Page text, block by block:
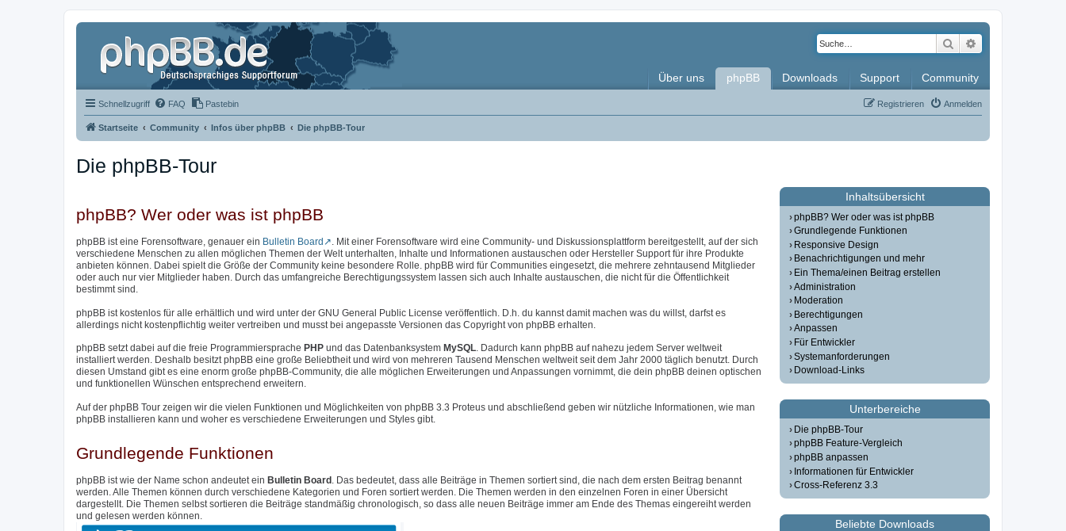
Suche
Über uns phpBB Downloads Support Community
Schnellzugriff FAQ Pastebin Anmelden
Registrieren
Startseite Community Infos über phpBB Die phpBB-Tour
Die phpBB-Tour
phpBB? Wer oder was ist phpBB
phpBB ist eine Forensoftware, genauer ein Bulletin Board
. Mit einer Forensoftware wird eine Community- und Diskussionsplattform bereitgestellt, auf der sich
verschiedene Menschen zu allen möglichen Themen der Welt unterhalten, Inhalte und Informationen austauschen oder Hersteller Support für ihre Produkte
anbieten können. Dabei spielt die Größe der Community keine besondere Rolle. phpBB wird für Communities eingesetzt, die mehrere zehntausend Mitglieder
oder auch nur vier Mitglieder haben. Durch das umfangreiche Berechtigungssystem lassen sich auch Inhalte austauschen, die nicht für die Öffentlichkeit
bestimmt sind.
phpBB ist kostenlos für alle erhältlich und wird unter der GNU General Public License veröffentlich. D.h. du kannst damit machen was du willst, darfst es
allerdings nicht kostenpflichtig weiter vertreiben und musst bei angepasste Versionen das Copyright von phpBB erhalten.
phpBB setzt dabei auf die freie Programmiersprache PHP und das Datenbanksystem MySQL. Dadurch kann phpBB auf nahezu jedem Server weltweit
installiert werden. Deshalb besitzt phpBB eine große Beliebtheit und wird von mehreren Tausend Menschen weltweit seit dem Jahr 2000 täglich benutzt. Durch
diesen Umstand gibt es eine enorm große phpBB-Community, die alle möglichen Erweiterungen und Anpassungen vornimmt, die dein phpBB deinen optischen
und funktionellen Wünschen entsprechend erweitern.
Auf der phpBB Tour zeigen wir die vielen Funktionen und Möglichkeiten von phpBB 3.3 Proteus und abschließend geben wir nützliche Informationen, wie man
phpBB installieren kann und woher es verschiedene Erweiterungen und Styles gibt.
Grundlegende Funktionen
phpBB ist wie der Name schon andeutet ein Bulletin Board . Das bedeutet, dass alle Beiträge in Themen sortiert sind, die nach dem ersten Beitrag benannt
werden. Alle Themen können durch verschiedene Kategorien und Foren sortiert werden. Die Themen werden in den einzelnen Foren in einer Übersicht
dargestellt. Die Themen selbst sortieren die Beiträge standmäßig chronologisch, so dass alle neuen Beiträge immer am Ende des Themas eingereiht werden
und gelesen werden können.
Inhaltsübersicht
phpBB? Wer oder was ist phpBB
Grundlegende Funktionen
Responsive Design
Benachrichtigungen und mehr
Ein Thema/einen Beitrag erstellen
Administration
Moderation
Berechtigungen
Anpassen
Für Entwickler
Systemanforderungen
Download-Links
Unterbereiche
Die phpBB-Tour
phpBB Feature-Vergleich
phpBB anpassen
Informationen für Entwickler
Cross-Referenz 3.3
Beliebte Downloads